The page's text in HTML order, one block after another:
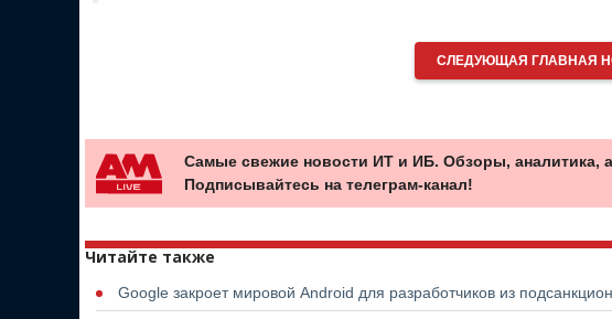
СЛЕДУЮЩАЯ ГЛАВНАЯ
Самые свежие новости ИТ и ИБ. Обзоры, аналитика,
Подписывайтесь на телеграм-канал!
Читайте также
Google закроет мировой Android для разработчиков из